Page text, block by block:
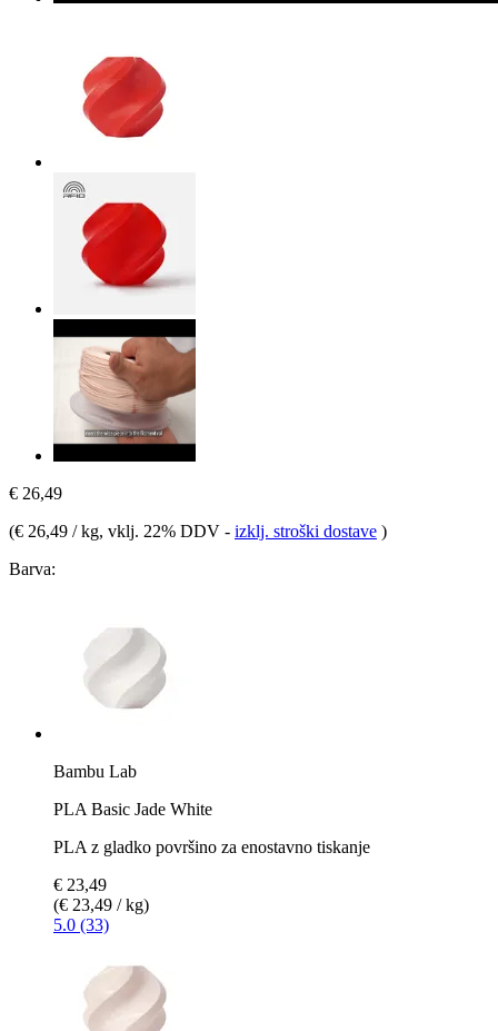
€ 26,49
(€ 26,49 / kg, vklj. 22% DDV - izklj. stroški dostave )
Barva:
Bambu Lab
PLA Basic Jade White
PLA z gladko površino za enostavno tiskanje
€ 23,49
(€ 23,49 / kg)
5.0 (33)